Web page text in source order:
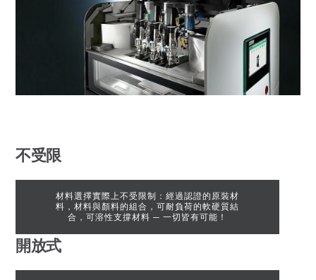
不受限
材料選擇實際上不受限制：經過認證的原裝材
料，材料與顏料的組合，可耐負荷的軟硬質結
合，可溶性支撐材料 ─ 一切皆有可能！
開放式